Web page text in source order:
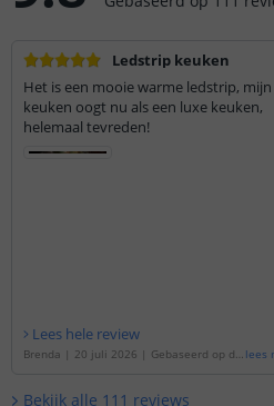
Ledstrip keuken
Het is een mooie warme ledstrip, mijn
keuken oogt nu als een luxe keuken,
helemaal tevreden!
Lees hele review
Brenda | 20 juli 2026 | Gebaseerd op de lees
Bekijk alle 111 reviews